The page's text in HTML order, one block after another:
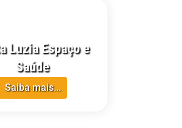
Luzia Espaço e
Saúde
Saiba mais...